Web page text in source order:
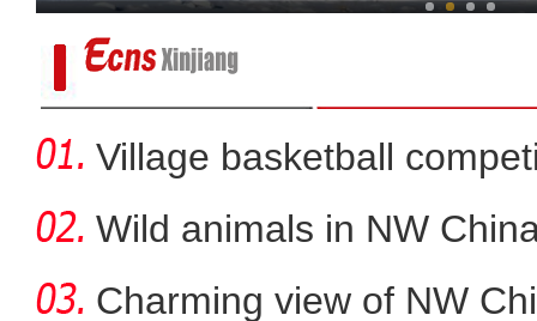
Village basketball
Wild animals in NW
Charming view of NW